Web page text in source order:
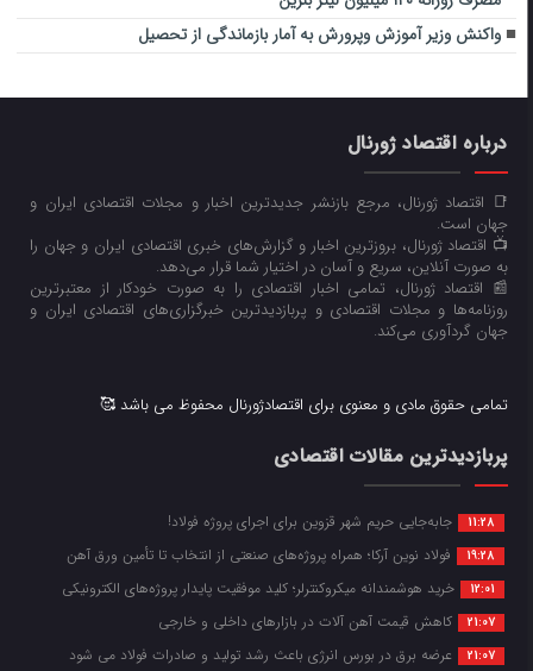
واکنش وزیر آموزش وپرورش به آمار بازماندگی از تحصیل
درباره اقتصاد ژورنال
📑 اقتصاد ژورنال، مرجع بازنشر جدیدترین اخبار و مجلات اقتصادی ایران و
جهان است.
📺 اقتصاد ژورنال، بروزترین اخبار و گزارش‌های خبری اقتصادی ایران و جهان را
به صورت آنلاین، سریع و آسان در اختیار شما قرار می‌‌دهد.
📰 اقتصاد ژورنال، تمامی اخبار اقتصادی را به صورت خودکار از معتبرترین
روزنامه‌ها و مجلات اقتصادی و پربازدیدترین خبرگزاری‌های اقتصادی ایران و
جهان گردآوری می‌کند.
تمامی حقوق مادی و معنوی برای اقتصادژورنال محفوظ می باشد 🥰
پربازدیدترین مقالات اقتصادی
11:28 جابه‌جایی حریم شهر قزوین برای اجرای پروژه فولاد!
19:28 فولاد نوین آرکا؛ همراه پروژه‌های صنعتی از انتخاب تا تأمین ورق آهن
12:01 خرید هوشمندانه میکروکنترلر؛ کلید موفقیت پایدار پروژه‌های الکترونیکی
21:07 کاهش قیمت آهن آلات در بازارهای داخلی و خارجی
21:07 عرضه برق در بورس انرژی باعث رشد تولید و صادرات فولاد می شود